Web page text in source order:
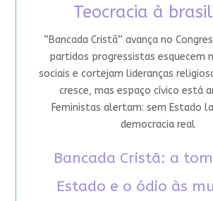
Teocracia à
“Bancada Cristã” avança no
partidos progressistas esquecem
sociais e cortejam lideranças
cresce, mas espaço cívico está
Feministas alertam: sem Estado
democracia real
Bancada Cristã: a
Estado e o ódio às